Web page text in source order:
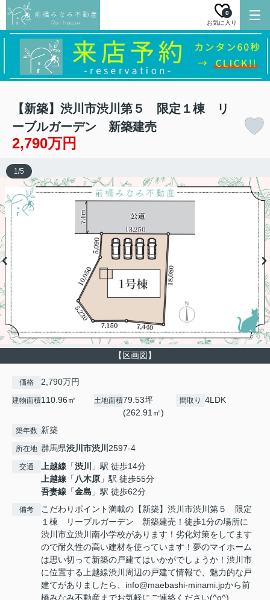
お気に入り
0
【新築】渋川市渋川第５ 限定１棟 リ
ーブルガーデン 新築建売
2,790万円
【区画図】
1/5
価格 2,790万円
建物面積110.96㎡ 土地面積79.53坪
(262.91㎡)
間取り 4LDK
築年数 新築
所在地 群馬県渋川市渋川 2597-4
交通 上越線 「渋川
」駅 徒歩14分
上越線 「 八木原 」駅 徒歩55分
吾妻線 「金島 」駅 徒歩62分
備考
こだわりポイント満載の【新築】渋川市渋川第５ 限定
１棟 リーブルガーデン 新築建売！徒歩1分の場所に
渋川市立渋川南小学校があります！劣化対策をしてます
ので耐久性の高い建材を使っています！夢のマイホーム
は思い切って新築の戸建てはいかがでしょうか！渋川市
に位置する上越線渋川周辺の戸建て情報で、魅力的な戸
建てがありましたら、info@maebashi-minami.jpから前
橋みなみ不動産までお気軽にご連絡ください(^o^)